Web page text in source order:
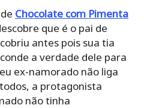
Chocolate com Pimenta
que é o pai de
antes pois sua tia
a verdade dele para
ex-namorado não liga
a protagonista
não tinha